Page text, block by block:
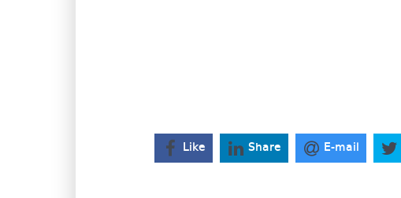
Like Share E-mail